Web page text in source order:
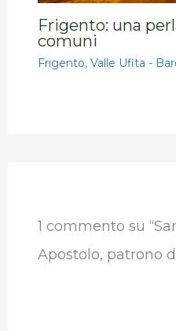
Frigento: una
comuni
Frigento,Valle Ufita -
1 commento su
Apostolo, patrono